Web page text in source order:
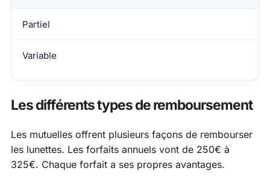
Partiel
Variable
Les différents types de remboursement
Les mutuelles offrent plusieurs façons de rembourser
les lunettes. Les forfaits annuels vont de 250€ à
325€. Chaque forfait a ses propres avantages.